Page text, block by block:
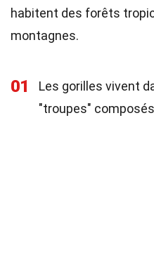
habitent des forêts
montagnes.
01
Les gorilles vivent
"troupes"